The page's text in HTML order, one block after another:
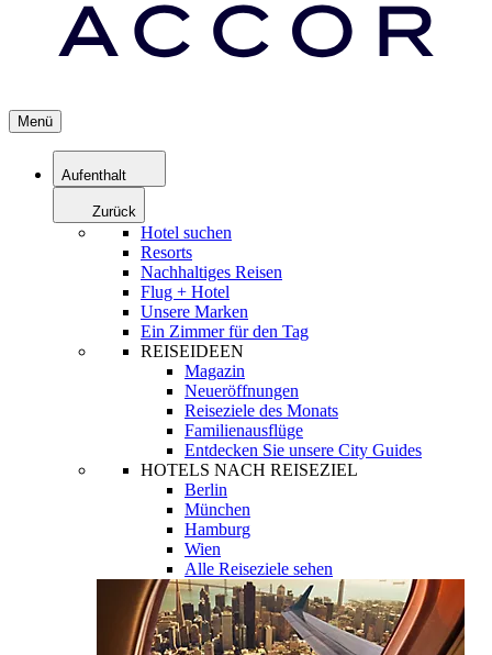
Menü
Aufenthalt
Zurück
Hotel suchen
Resorts
Nachhaltiges Reisen
Flug + Hotel
Unsere Marken
Ein Zimmer für den Tag
REISEIDEEN
Magazin
Neueröffnungen
Reiseziele des Monats
Familienausflüge
Entdecken Sie unsere City Guides
HOTELS NACH REISEZIEL
Berlin
München
Hamburg
Wien
Alle Reiseziele sehen